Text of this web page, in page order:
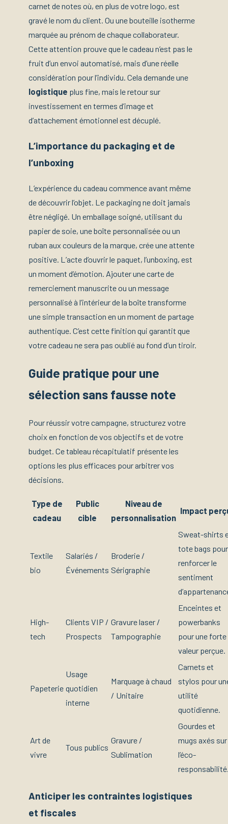
carnet de notes où, en plus de votre logo, est
gravé le nom du client. Ou une bouteille isotherme
marquée au prénom de chaque collaborateur.
Cette attention prouve que le cadeau n’est pas le
fruit d’un envoi automatisé, mais d’une réelle
considération pour l’individu. Cela demande une
logistique plus fine, mais le retour sur
investissement en termes d’image et
d’attachement émotionnel est décuplé.
L’importance du packaging et de
l’unboxing
L’expérience du cadeau commence avant même
de découvrir l’objet. Le packaging ne doit jamais
être négligé. Un emballage soigné, utilisant du
papier de soie, une boîte personnalisée ou un
ruban aux couleurs de la marque, crée une attente
positive. L’acte d’ouvrir le paquet, l’unboxing, est
un moment d’émotion. Ajouter une carte de
remerciement manuscrite ou un message
personnalisé à l’intérieur de la boîte transforme
une simple transaction en un moment de partage
authentique. C’est cette finition qui garantit que
votre cadeau ne sera pas oublié au fond d’un tiroir.
Guide pratique pour une
sélection sans fausse note
Pour réussir votre campagne, structurez votre
choix en fonction de vos objectifs et de votre
budget. Ce tableau récapitulatif présente les
options les plus efficaces pour arbitrer vos
décisions.
Type de
cadeau
Public
cible
Niveau de
personnalisation
Impact
Textile
bio
Salariés /
Événements
Broderie /
Sérigraphie
Sweat-shirts
tote bags pour
renforcer le
sentiment
High-
tech
Clients VIP /
Prospects
Gravure laser /
Tampographie
Enceintes et
powerbanks
pour une forte
valeur perçue.
Papeterie
Usage
quotidien
interne
Marquage à chaud
/ Unitaire
Carnets et
stylos pour
utilité
quotidienne.
Art de
vivre
Tous publics
Gravure /
Sublimation
Gourdes et
mugs axés sur
l’éco-
Anticiper les contraintes logistiques
et fiscales